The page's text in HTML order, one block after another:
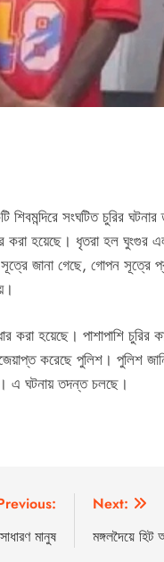
শিবমন্দিরে সংঘটিত চুরির
হয়েছে। ধৃতরা হল ঘুংগুর
জানা গেছে, গোপন সূত্রে
করা হয়েছে। পাশাপাশি
করেছে পুলিশ। পুলিশ
এ ঘটনায় তদন্ত চলছে।
মানুষ
Next:
মঙ্গলদৈয়ে